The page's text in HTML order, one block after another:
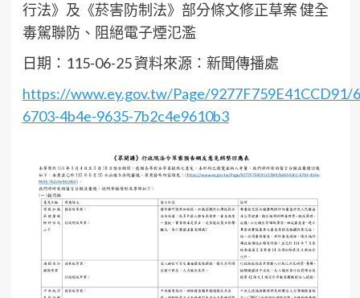
行法》及《菸害防制法》部分條文修正草案 健全
毒駕聯防、阻絕電子煙氾濫
日期：115-06-25 資料來源：新聞傳播處
https://www.ey.gov.tw/Page/9277F759E41CCD91/
6703-4b4e-9635-7b2c4e9610b3